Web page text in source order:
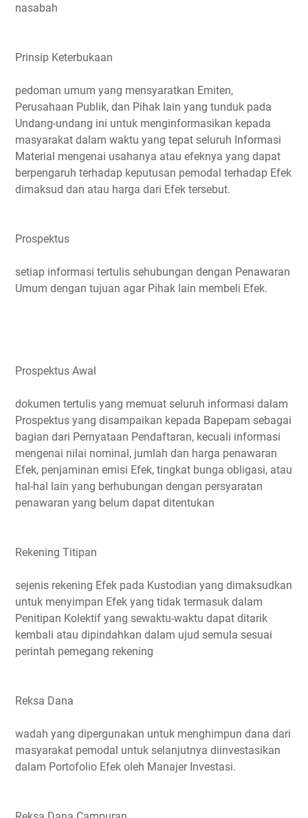
nasabah
Prinsip Keterbukaan
pedoman umum yang mensyaratkan Emiten,
Perusahaan Publik, dan Pihak lain yang tunduk pada
Undang-undang ini untuk menginformasikan kepada
masyarakat dalam waktu yang tepat seluruh Informasi
Material mengenai usahanya atau efeknya yang dapat
berpengaruh terhadap keputusan pemodal terhadap Efek
dimaksud dan atau harga dari Efek tersebut.
Prospektus
setiap informasi tertulis sehubungan dengan Penawaran
Umum dengan tujuan agar Pihak lain membeli Efek.
Prospektus Awal
dokumen tertulis yang memuat seluruh informasi dalam
Prospektus yang disampaikan kepada Bapepam sebagai
bagian dari Pernyataan Pendaftaran, kecuali informasi
mengenai nilai nominal, jumlah dan harga penawaran
Efek, penjaminan emisi Efek, tingkat bunga obligasi, atau
hal-hal lain yang berhubungan dengan persyaratan
penawaran yang belum dapat ditentukan
Rekening Titipan
sejenis rekening Efek pada Kustodian yang dimaksudkan
untuk menyimpan Efek yang tidak termasuk dalam
Penitipan Kolektif yang sewaktu-waktu dapat ditarik
kembali atau dipindahkan dalam ujud semula sesuai
perintah pemegang rekening
Reksa Dana
wadah yang dipergunakan untuk menghimpun dana dari
masyarakat pemodal untuk selanjutnya diinvestasikan
dalam Portofolio Efek oleh Manajer Investasi.